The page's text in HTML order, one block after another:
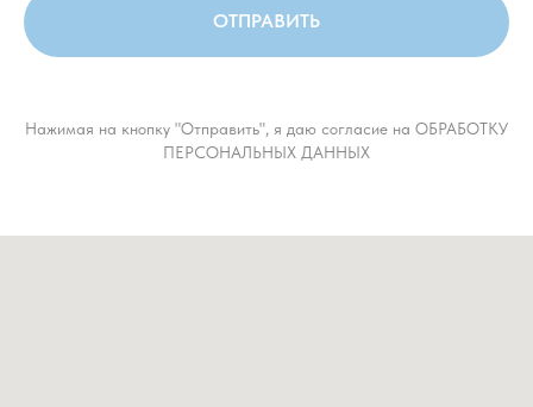
ОТПРАВИТЬ
Нажимая на кнопку "Отправить", я даю согласие на ОБРАБОТКУ
ПЕРСОНАЛЬНЫХ ДАННЫХ